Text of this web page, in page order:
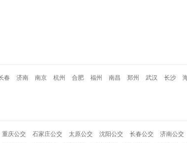
春 济南 南京 杭州 合肥 福州 南昌 郑州 武汉 长沙
重庆公交 石家庄公交 太原公交 沈阳公交 长春公交 济南公交